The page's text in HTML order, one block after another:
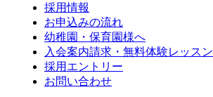
採用情報
お申込みの流れ
幼稚園・保育園様へ
入会案内請求・無料体験レッスン
採用エントリー
お問い合わせ